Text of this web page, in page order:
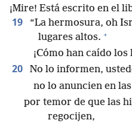
¡Mire! Está escrito en el
19
“La hermosura, oh
lugares altos. +
¡Cómo han caído
20 No lo informen,
no lo anuncien en
por temor de que las
regocijen,